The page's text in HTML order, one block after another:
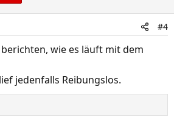
#4
wie es läuft mit dem
jedenfalls Reibungslos.